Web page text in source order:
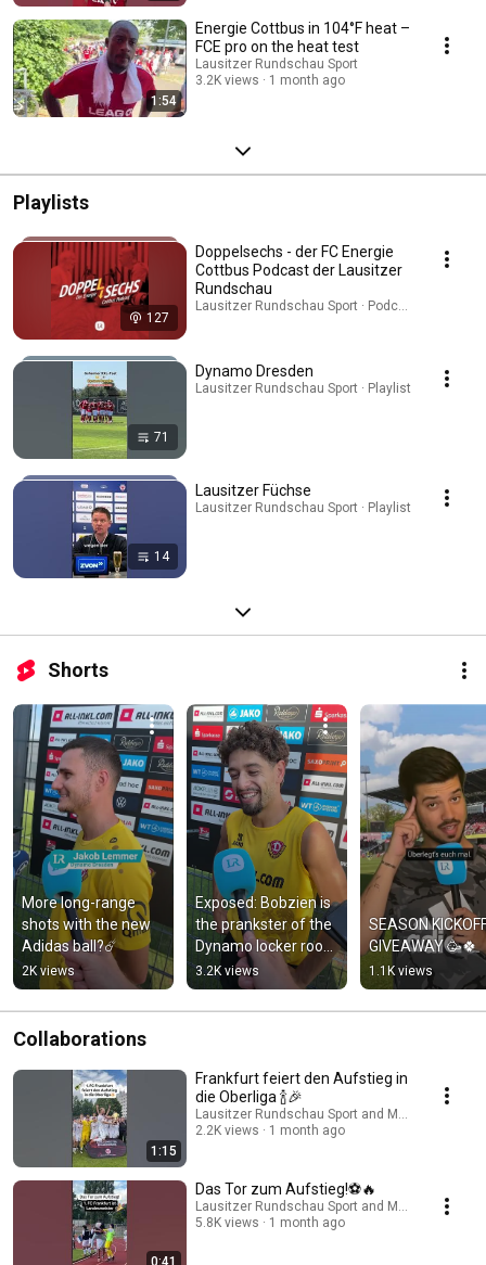
1:54
Energie Cottbus in 104°F heat –
FCE pro on the heat test
Lausitzer Rundschau Sport
3.2K views
1 month ago
Playlists
127
Doppelsechs - der FC Energie
Cottbus Podcast der Lausitzer
Rundschau
Lausitzer Rundschau Sport · Podcast
71
Dynamo Dresden
Lausitzer Rundschau Sport · Playlist
14
Lausitzer Füchse
Lausitzer Rundschau Sport · Playlist
Shorts
More long-range
shots with the new
Adidas ball?☄️
2K views
Exposed: Bobzien is
the prankster of the
Dynamo locker room
😂
3.2K views
SEASON
GIVEAWAY 🥳🍀
1.1K views
Collaborations
1:15
Frankfurt feiert den Aufstieg in
die Oberliga 🍾🎉
Lausitzer Rundschau Sport and MOZ Sport
2.2K views
1 month ago
Das Tor zum Aufstieg!⚽️🔥
Lausitzer Rundschau Sport and MOZ Sport
5.8K views
1 month ago